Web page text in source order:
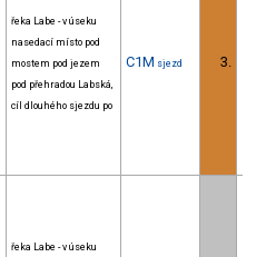
řeka Labe - v úseku
nasedací místo pod
mostem pod jezem
pod přehradou Labská,
cíl dlouhého sjezdu po
C1M sjezd 3.
řeka Labe - v úseku